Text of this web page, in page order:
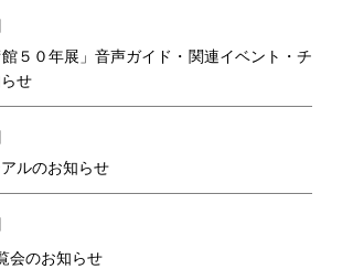
館５０年展」音声ガイド・関連イベント・チ
せ
ルのお知らせ
会のお知らせ